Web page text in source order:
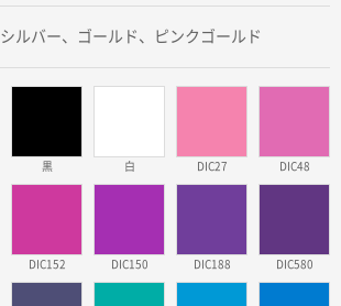
シルバー、ゴールド、ピンクゴールド
黒 白 DIC27 DIC48
DIC152 DIC150 DIC188 DIC580